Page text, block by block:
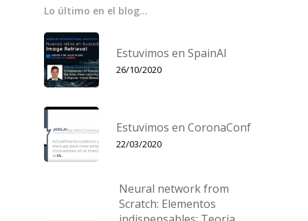
Lo último en el blog…
Estuvimos en SpainAI
26/10/2020
Estuvimos en CoronaConf
22/03/2020
Neural network from
Scratch: Elementos